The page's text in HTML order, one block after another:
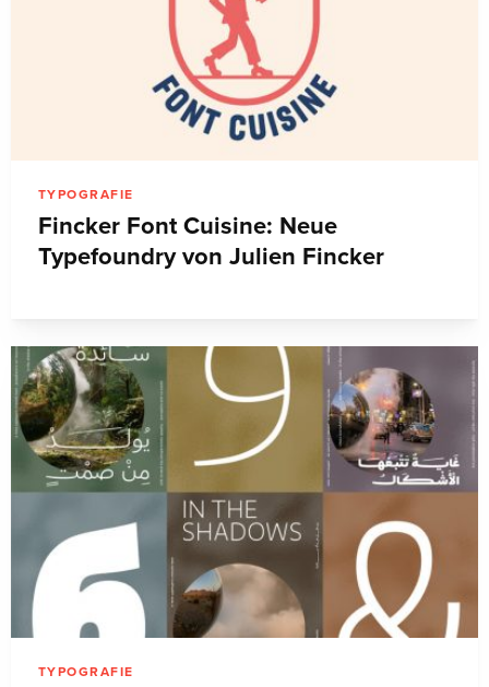
TYPOGRAFIE
Fincker Font Cuisine: Neue
Typefoundry von Julien Fincker
TYPOGRAFIE